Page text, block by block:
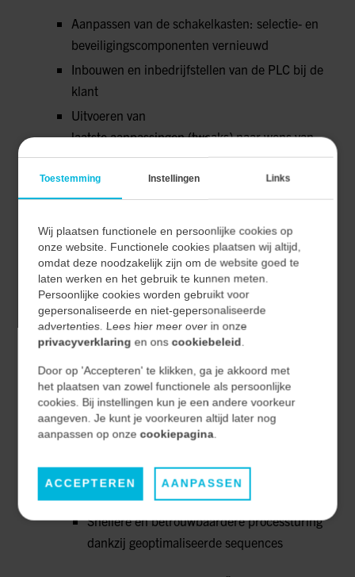
Aanpassen van de schakelkasten: selectie- en
beveiligingscomponenten vernieuwd
Inbouwen en inbedrijfstellen van de PLC bij de
klant
Uitvoeren van
laatsteaanpassingen(tweaks)naar wens van
de(eind–)gebruiker
PROCESOPTIMALISATIE
Finetuning van de volgorde en timing binnen
het productieproces
Testen van nieuwe aansturing en IoT-monitoring
HET RESULTAAT
VOLLEDIG WERKENDE,
TOEKOMSTBESTENDIGE MACHINE
PLC-systeem met IoT-mogelijkheden voor
real-time dataverzameling
VERBETERDE PERFORMANCE
Snellere en betrouwbaardere processturing
dankzij geoptimaliseerde sequences
Toestemming Instellingen Links
Wij plaatsen functionele en persoonlijke cookies op
onze website. Functionele cookies plaatsen wij altijd,
omdat deze noodzakelijk zijn om de website goed te
laten werken en het gebruik te kunnen meten.
Persoonlijke cookies worden gebruikt voor
gepersonaliseerde en niet-gepersonaliseerde
advertenties. Lees hier meer over in onze
privacyverklaring en onscookiebeleid.
Door op 'Accepteren' te klikken, ga je akkoord met
het plaatsen van zowel functionele als persoonlijke
cookies. Bij instellingen kun je een andere voorkeur
aangeven. Je kunt je voorkeuren altijd later nog
aanpassen op onzecookiepagina.
ACCEPTEREN AANPASSEN